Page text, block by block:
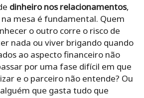
dinheiro nos relacionamentos,
mesa é fundamental. Quem
o outro corre o risco de
nada ou viver brigando quando
ao aspecto financeiro não
por uma fase difícil em que
e o parceiro não entende? Ou
que gasta tudo que